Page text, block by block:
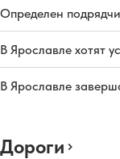
Определен
В Ярославле хотят
В Ярославле
Дороги